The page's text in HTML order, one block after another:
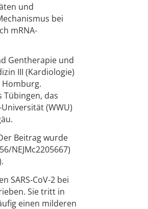
und
bei
mRNA-
Gentherapie und
III (Kardiologie)
Homburg.
das
(WWU)
Beitrag wurde
NEJMc2205667)
SARS-CoV-2 bei
Sie tritt in
einen milderen